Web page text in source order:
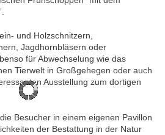
und Holzschnitzern,
Jagdhornbläsern oder
für Abwechselung wie das
Tierwelt in Großgehegen oder auch
Ausstellung zum dortigen
Besucher in einem eigenen Pavillon
der Bestattung in der Natur